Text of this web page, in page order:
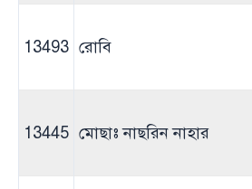
13493 রোবি
13445 মোছাঃ নাছরিন নাহার